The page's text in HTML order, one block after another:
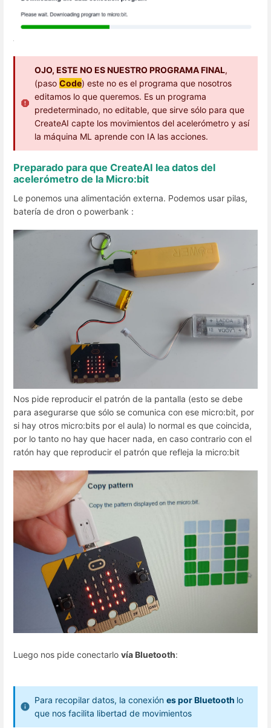
OJO, ESTE NO ES NUESTRO PROGRAMA FINAL,
(paso Code) este no es el programa que nosotros
editamos lo que queremos. Es un programa
predeterminado, no editable, que sirve sólo para que
CreateAI capte los movimientos del acelerómetro y así
la máquina ML aprende con IA las acciones.
Preparado para que CreateAI lea datos del
acelerómetro de la Micro:bit
Le ponemos una alimentación externa. Podemos usar pilas,
batería de dron o powerbank :
Nos pide reproducir el patrón de la pantalla (esto se debe
para asegurarse que sólo se comunica con ese micro:bit, por
si hay otros micro:bits por el aula) lo normal es que coincida,
por lo tanto no hay que hacer nada, en caso contrario con el
ratón hay que reproducir el patrón que refleja la micro:bit
Luego nos pide conectarlo vía Bluetooth:
Para recopilar datos, la conexión es por Bluetooth lo
que nos facilita libertad de movimientos